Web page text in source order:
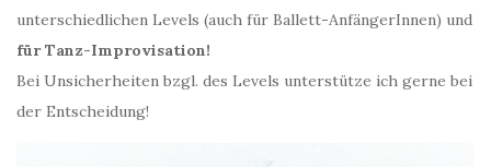
unterschiedlichen Levels (auch für Ballett-AnfängerInnen) und
für Tanz-Improvisation!
Bei Unsicherheiten bzgl. des Levels unterstütze ich gerne bei
der Entscheidung!